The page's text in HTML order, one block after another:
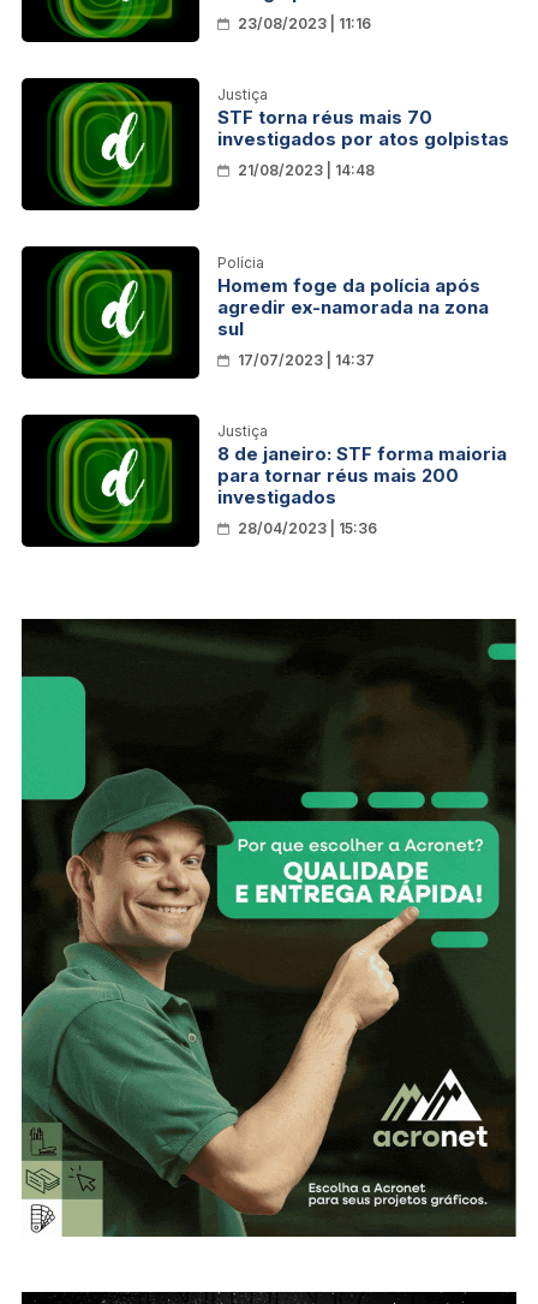
23/08/2023 | 11:16
Justiça
STF torna réus mais 70
investigados por atos golpistas
21/08/2023 | 14:48
Polícia
Homem foge da polícia após
agredir ex-namorada na zona
sul
17/07/2023 | 14:37
Justiça
8 de janeiro: STF forma maioria
para tornar réus mais 200
investigados
28/04/2023 | 15:36